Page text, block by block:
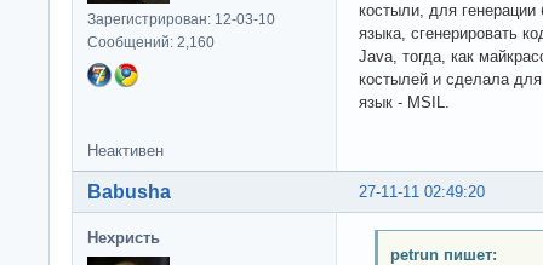
Зарегистрирован: 12-03-10
Сообщений: 2,160
костыли, для
языка, сгенерировать
Java, тогда, как
костылей и сделала
язык - MSIL.
Неактивен
27-11-11 02:49:20
Babusha
Нехристь
petrun пишет: